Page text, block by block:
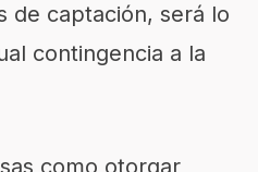
de captación, será lo
contingencia a la
como otorgar